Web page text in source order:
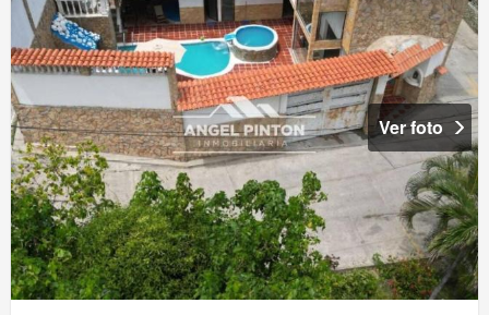
Ver foto